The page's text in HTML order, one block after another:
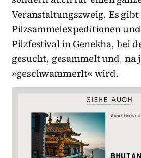
Veranstaltungszweig. Es
Pilzsammelexpeditionen
Pilzfestival in Genekha, bei
gesucht, gesammelt und, na
»geschwammerlt« wird.